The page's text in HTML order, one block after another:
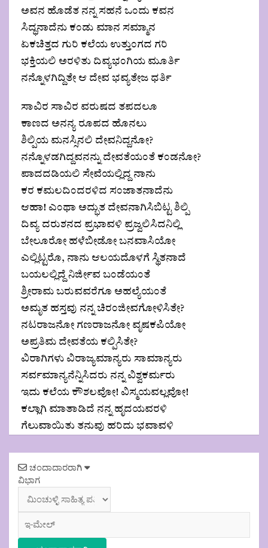
ಅವನ ಹೊಡೆತ ನನ್ನ ಸಹನೆ ಒಂದು ಕವನ
ಸಿದ್ಧನಾದೆನು ಕಂಡು ಮಾನ ಸಮ್ಮಾನ
ಏಕಚಿತ್ತದ ಗುರಿ ಕಲೆಯ ಉತ್ತುಂಗದ ಗರಿ
ಭಕ್ತಿಯಲಿ ಅರಳಿತು ದಿವ್ಯಭಂಗಿಯ ಮೂರ್ತಿ
ನನ್ನೊಳಗಿದ್ದಿತೇ ಆ ದೇವ ಭವ್ಯತೇಜ ಧರ್ತಿ
ಸಾವಿರ ಸಾವಿರ ವರುಷದ ತಪದಲೂ
ಕಾಣದ ಅನನ್ಯ ರೂಪದ ಹೊನಲು
ಶಿಲ್ಪಿಯ ಮನಸ್ಸಿನಲಿ ದೇವನಿದ್ದನೋ?
ನನ್ನೊಳಡಗಿದ್ದವನನ್ನು ದೇವತೆಯಂತೆ ಕಂಡನೋ?
ಪಾದದಡಿಯಲಿ ಸೇವೆಯಲ್ಲಿದ್ದ ನಾನು
ಕರ ಕಮಲದಿಂದರಳಿದ ಸಂಜಾತನಾದೆನು
ಆಹಾ! ಎಂಥಾ ಅದ್ಭುತ ದೇವನಾಗಿಸಿಬಿಟ್ಟ ಶಿಲ್ಪಿ
ದಿವ್ಯ ದರುಶನದ ಪ್ರಭಾವಳಿ ಪ್ರಜ್ವಲಿಸಿದನಿಲ್ಲಿ
ಬೇಲೂರೋ ಹಳೆಬೀಡೋ ಬನವಾಸಿಯೋ
ಎಲ್ಲಿಟ್ಟರೊ, ನಾನು ಆಲಯದೊಳಗೆ ಸ್ಥಿತನಾದೆ
ಬಯಲಲ್ಲಿದ್ದೆ ನಿರ್ಜೀವ ಬಂಡೆಯಂತೆ
ಶ್ರೀರಾಮ ಬರುವವರೆಗೂ ಅಹಲ್ಯೆಯಂತೆ
ಅಮೃತ ಹಸ್ತವು ನನ್ನ ಚಿರಂಜೀವಗೋಳಿಸಿತೇ?
ನಟರಾಜನೋ ಗಣರಾಜನೋ ವೃಷಕಪಿಯೋ
ಅಪ್ರತಿಮ ದೇವತೆಯ ಕಲ್ಪಿಸಿತೇ?
ವಿರಾಗಿಗಳು ವಿರಾಜ್ಯಮಾನ್ಯರು ಸಾಮಾನ್ಯರು
ಸರ್ವಮಾನ್ಯನೆನ್ನಿಸಿದರು ನನ್ನ ವಿಶ್ವಕರ್ಮರು
ಇದು ಕಲೆಯ ಕೌಶಲವೋ! ವಿಸ್ಮಯವಲ್ಲವೋ!
ಕಲ್ಲಾಗಿ ಮಾತಾಡಿದೆ ನನ್ನ ಹೃದಯವರಳಿ
ಗೆಲುವಾಯಿತು ತನುವು ಹರಿದು ಭವಾವಳಿ
Post
navigation
ಚಂದಾದಾರರಾಗಿ
ವಿಭಾಗ